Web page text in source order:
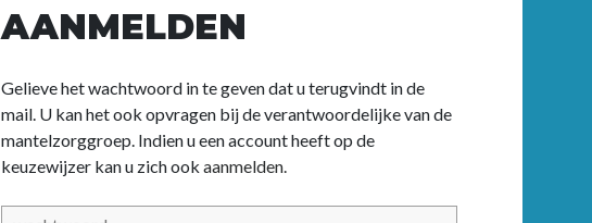
AANMELDEN
Gelieve het wachtwoord in te geven dat u terugvindt in de
mail. U kan het ook opvragen bij de verantwoordelijke van de
mantelzorggroep. Indien u een account heeft op de
keuzewijzer kan u zich ook aanmelden.